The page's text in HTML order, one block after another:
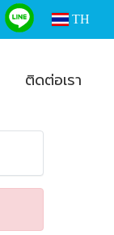
TH
ติดต่อเรา